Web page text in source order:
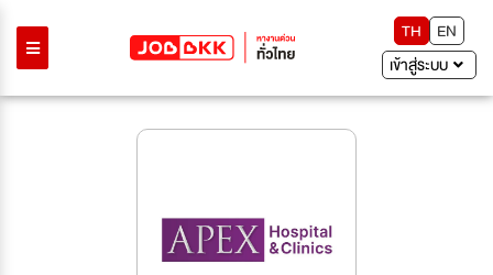
TH
EN
เข้าสู่ระบบ